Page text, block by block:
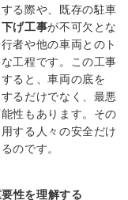
る際や、既存の駐車
げ工事が不可欠とな
者や他の車両とのト
工程です。この工事
ると、車両の底を
るだけでなく、最悪
性もあります。その
する人々の安全だけ
のです。
性を理解する